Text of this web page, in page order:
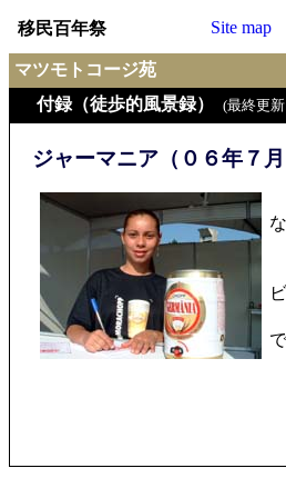
移民百年祭 Site map
マツモトコージ苑
付録（徒歩的風景録）
(最終更
ジャーマニア（０６年７